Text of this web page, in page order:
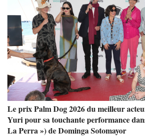
Le prix Palm Dog 2026 du meilleur
Yuri pour sa touchante performance
La Perra ») de Dominga Sotomayor